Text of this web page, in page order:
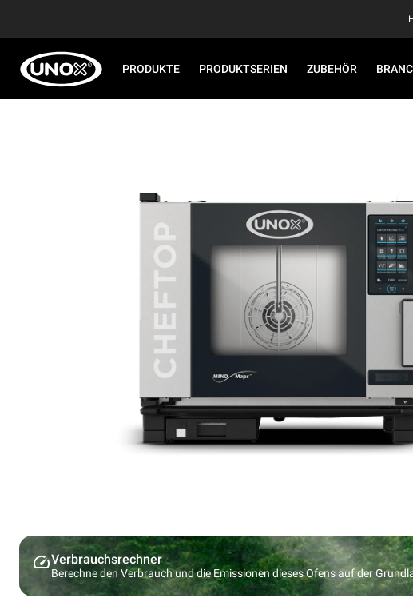
PRODUKTE PRODUKTSERIEN ZUBEHÖR
Verbrauchsrechner
Berechne den Verbrauch und die Emissionen dieses Ofens auf der